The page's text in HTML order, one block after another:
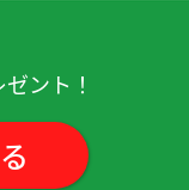
ント！